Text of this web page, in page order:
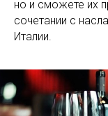
но и сможете их
сочетании с
Италии.